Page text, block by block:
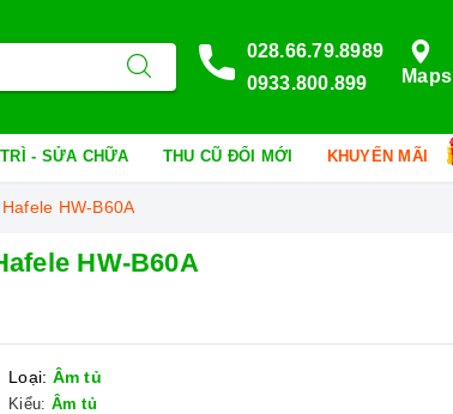
Maps
028.66.79.8989
0933.800.899
- SỬA CHỮA THU CŨ ĐỔI MỚI KHUYẾN MÃI
HW-B60A
HW-B60A
Loại: Âm tủ
Kiểu: Âm tủ